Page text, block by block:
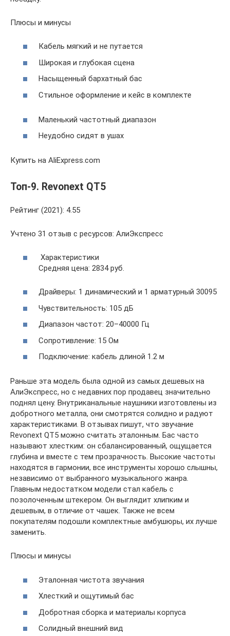
Плюсы и минусы
Кабель мягкий и не путается
Широкая и глубокая сцена
Насыщенный бархатный бас
Стильное оформление и кейс в комплекте
Маленький частотный диапазон
Неудобно сидят в ушах
Купить на AliExpress.com
Топ-9. Revonext QT5
Рейтинг (2021): 4.55
Учтено 31 отзыв с ресурсов: АлиЭкспресс
Характеристики
Средняя цена: 2834 руб.
Драйверы: 1 динамический и 1 арматурный 30095
Чувствительность: 105 дБ
Диапазон частот: 20–40000 Гц
Сопротивление: 15 Ом
Подключение: кабель длиной 1.2 м
Раньше эта модель была одной из самых дешевых на
АлиЭкспресс, но с недавних пор продавец значительно
поднял цену. Внутриканальные наушники изготовлены из
добротного металла, они смотрятся солидно и радуют
характеристиками. В отзывах пишут, что звучание
Revonext QT5 можно считать эталонным. Бас часто
называют хлестким: он сбалансированный, ощущается
глубина и вместе с тем прозрачность. Высокие частоты
находятся в гармонии, все инструменты хорошо слышны,
независимо от выбранного музыкального жанра.
Главным недостатком модели стал кабель с
позолоченным штекером. Он выглядит хлипким и
дешевым, в отличие от чашек. Также не всем
покупателям подошли комплектные амбушюры, их лучше
заменить.
Плюсы и минусы
Эталонная чистота звучания
Хлесткий и ощутимый бас
Добротная сборка и материалы корпуса
Солидный внешний вид